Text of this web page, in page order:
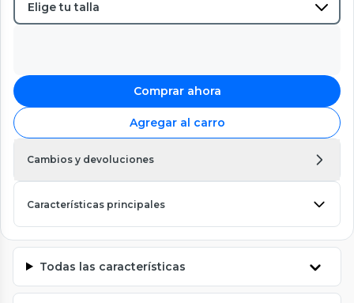
Comprar ahora
Agregar al carro
Cambios y devoluciones
Características principales
Todas las características